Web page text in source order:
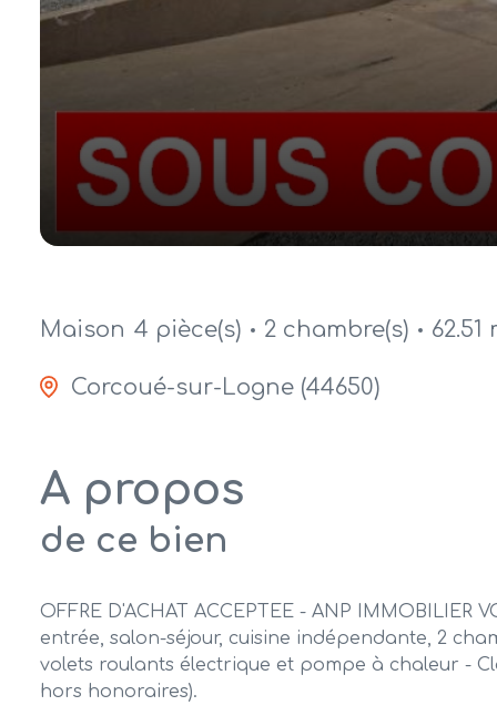
Maison 4 pièce(s) 2 chambre(s) 62.51
Corcoué-sur-Logne (44650)
A propos
de ce bien
OFFRE D'ACHAT ACCEPTEE - ANP
entrée, salon-séjour, cuisine indépendante, 2
volets roulants électrique et pompe à chaleur -
hors honoraires).